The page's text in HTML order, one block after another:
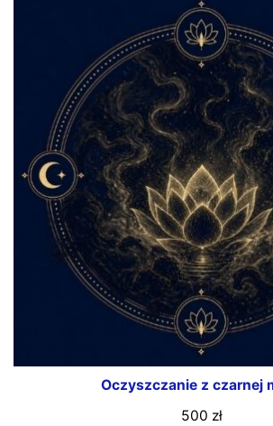
Oczyszczanie z czarnej
500 zł